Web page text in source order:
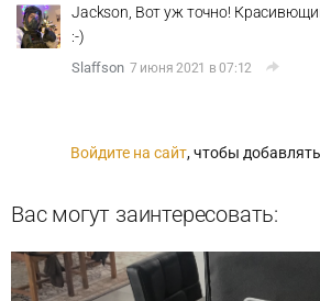
Jackson, Вот уж точно!
:-)
Slaffson 7 июня 2021 в 07:12
Войдите на сайт, чтобы
Вас могут заинтересовать: